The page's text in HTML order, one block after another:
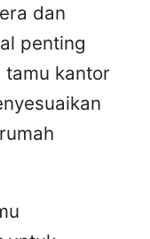
dan
penting
tamu kantor